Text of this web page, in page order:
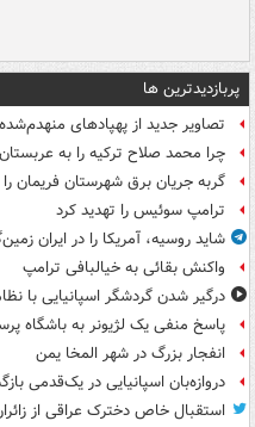
پربازدیدترین ها
تصاویر جدید از پهپادهای
چرا محمد صلاح ترکیه را به
گربه جریان برق شهرستان فریمان
ترامپ سوئیس را تهدید کرد
شاید روسیه، آمریکا را در ایران
واکنش بقائی به خیالبافی ترامپ
درگیر شدن گردشگر اسپانیایی با
پاسخ منفی یک لژیونر به باشگاه
انفجار بزرگ در شهر المخا یمن
دروازه‌بان اسپانیایی در یک‌قدمی
استقبال خاص دخترک عراقی از